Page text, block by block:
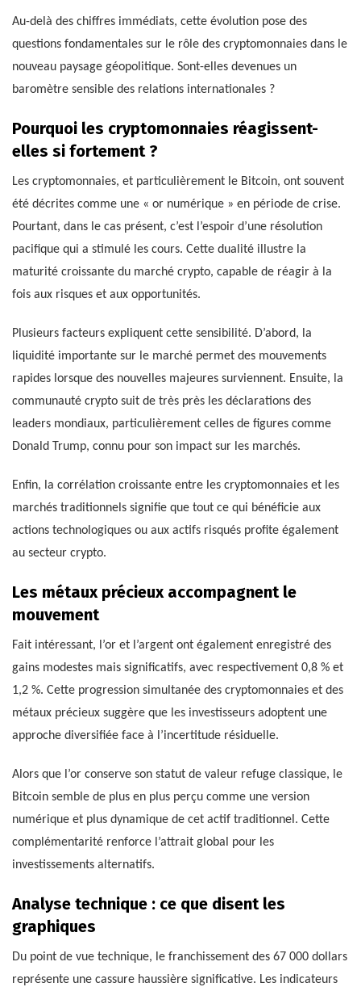
Au-delà des chiffres immédiats, cette évolution pose des
questions fondamentales sur le rôle des cryptomonnaies dans le
nouveau paysage géopolitique. Sont-elles devenues un
baromètre sensible des relations internationales ?
Pourquoi les cryptomonnaies réagissent-
elles si fortement ?
Les cryptomonnaies, et particulièrement le Bitcoin, ont souvent
été décrites comme une « or numérique » en période de crise.
Pourtant, dans le cas présent, c’est l’espoir d’une résolution
pacifique qui a stimulé les cours. Cette dualité illustre la
maturité croissante du marché crypto, capable de réagir à la
fois aux risques et aux opportunités.
Plusieurs facteurs expliquent cette sensibilité. D’abord, la
liquidité importante sur le marché permet des mouvements
rapides lorsque des nouvelles majeures surviennent. Ensuite, la
communauté crypto suit de très près les déclarations des
leaders mondiaux, particulièrement celles de figures comme
Donald Trump, connu pour son impact sur les marchés.
Enfin, la corrélation croissante entre les cryptomonnaies et les
marchés traditionnels signifie que tout ce qui bénéficie aux
actions technologiques ou aux actifs risqués profite également
au secteur crypto.
Les métaux précieux accompagnent le
mouvement
Fait intéressant, l’or et l’argent ont également enregistré des
gains modestes mais significatifs, avec respectivement 0,8 % et
1,2 %. Cette progression simultanée des cryptomonnaies et des
métaux précieux suggère que les investisseurs adoptent une
approche diversifiée face à l’incertitude résiduelle.
Alors que l’or conserve son statut de valeur refuge classique, le
Bitcoin semble de plus en plus perçu comme une version
numérique et plus dynamique de cet actif traditionnel. Cette
complémentarité renforce l’attrait global pour les
investissements alternatifs.
Analyse technique : ce que disent les
graphiques
Du point de vue technique, le franchissement des 67 000 dollars
représente une cassure haussière significative. Les indicateurs